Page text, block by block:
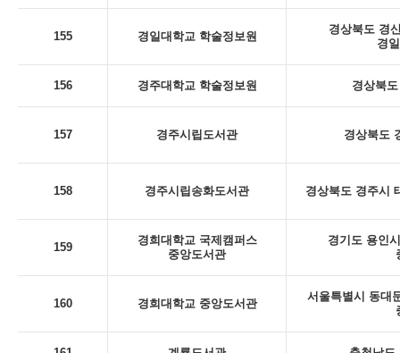
155 경일대학교 학술정보원
경상북도 경
경
156 경주대학교 학술정보원 경상북
157 경주시립도서관 경상북도
158 경주시립송화도서관 경상북도 경주시
159
경희대학교 국제캠퍼스
중앙도서관
경기도 용인
160 경희대학교 중앙도서관
서울특별시 동대